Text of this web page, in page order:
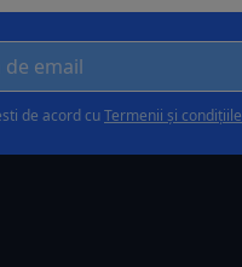
de acord cuTermenii și condițiile